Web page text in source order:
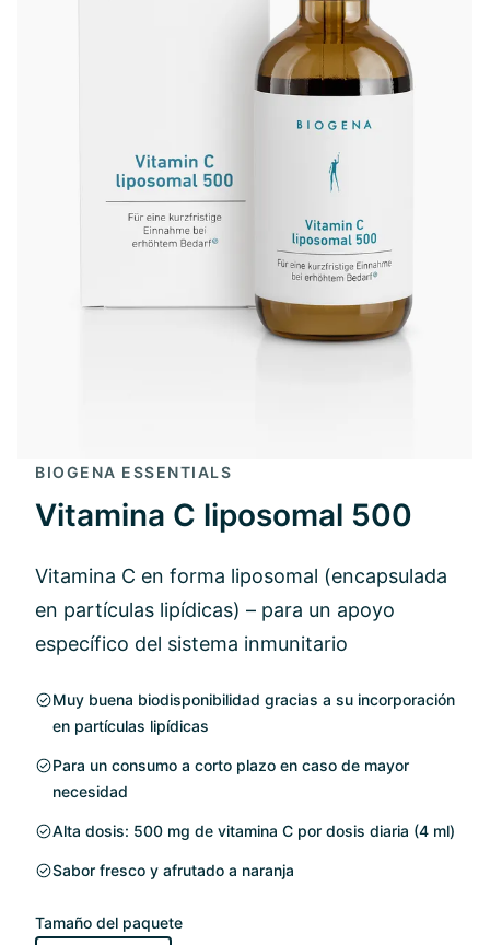
BIOGENA ESSENTIALS
Vitamina C liposomal 500
Vitamina C en forma liposomal (encapsulada
en partículas lipídicas) – para un apoyo
específico del sistema inmunitario
Muy buena biodisponibilidad gracias a su incorporación
en partículas lipídicas
Para un consumo a corto plazo en caso de mayor
necesidad
Alta dosis: 500 mg de vitamina C por dosis diaria (4 ml)
Sabor fresco y afrutado a naranja
Tamaño del paquete